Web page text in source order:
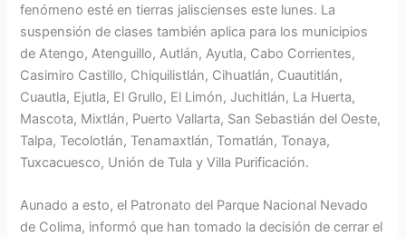
fenómeno esté en tierras jaliscienses este lunes. La
suspensión de clases también aplica para los municipios
de Atengo, Atenguillo, Autlán, Ayutla, Cabo Corrientes,
Casimiro Castillo, Chiquilistlán, Cihuatlán, Cuautitlán,
Cuautla, Ejutla, El Grullo, El Limón, Juchitlán, La Huerta,
Mascota, Mixtlán, Puerto Vallarta, San Sebastián del Oeste,
Talpa, Tecolotlán, Tenamaxtlán, Tomatlán, Tonaya,
Tuxcacuesco, Unión de Tula y Villa Purificación.
Aunado a esto, el Patronato del Parque Nacional Nevado
de Colima, informó que han tomado la decisión de cerrar el